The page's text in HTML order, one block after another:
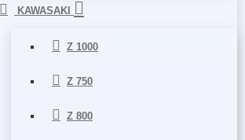
KAWASAKI
Z 1000
Z 750
Z 800